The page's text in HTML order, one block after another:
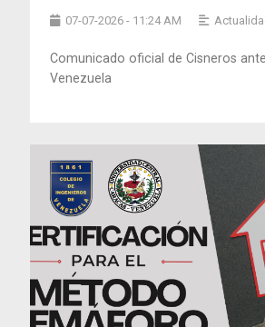
07-07-2026 - 11:24 AM
Comunicado oficial de Cisneros
Venezuela